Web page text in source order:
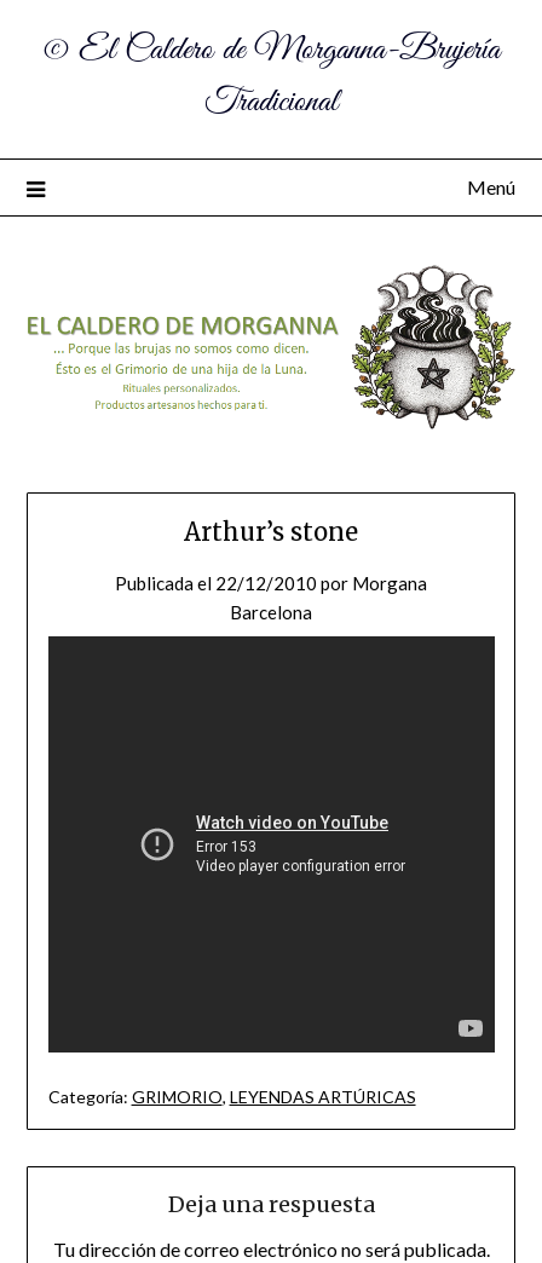
© El Caldero de Morganna-Brujería
Tradicional
Menú
Arthur’s stone
Publicada el 22/12/2010 por Morgana
Barcelona
Categoría: GRIMORIO, LEYENDAS ARTÚRICAS
Deja una respuesta
Tu dirección de correo electrónico no será publicada.